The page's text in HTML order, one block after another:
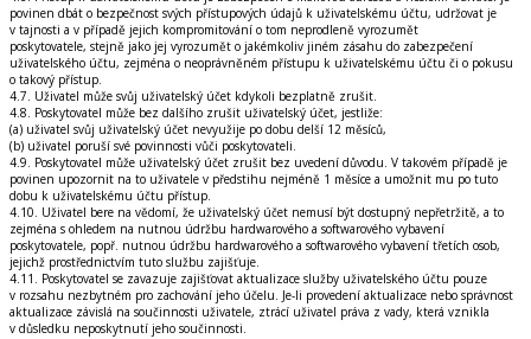
povinen dbát o bezpečnost svých přístupových údajů k uživatelskému účtu, udržovat je
v tajnosti a v případě jejich kompromitování o tom neprodleně vyrozumět
poskytovatele, stejně jako jej vyrozumět o jakémkoliv jiném zásahu do zabezpečení
uživatelského účtu, zejména o neoprávněném přístupu k uživatelskému účtu či o pokusu
o takový přístup.
4.7. Uživatel může svůj uživatelský účet kdykoli bezplatně zrušit.
4.8. Poskytovatel může bez dalšího zrušit uživatelský účet, jestliže:
(a) uživatel svůj uživatelský účet nevyužije po dobu delší 12 měsíců,
(b) uživatel poruší své povinnosti vůči poskytovateli.
4.9. Poskytovatel může uživatelský účet zrušit bez uvedení důvodu. V takovém případě je
povinen upozornit na to uživatele v předstihu nejméně 1 měsíce a umožnit mu po tuto
dobu k uživatelskému účtu přístup.
4.10. Uživatel bere na vědomí, že uživatelský účet nemusí být dostupný nepřetržitě, a to
zejména s ohledem na nutnou údržbu hardwarového a softwarového vybavení
poskytovatele, popř. nutnou údržbu hardwarového a softwarového vybavení třetích osob,
jejichž prostřednictvím tuto službu zajišťuje.
4.11. Poskytovatel se zavazuje zajišťovat aktualizace služby uživatelského účtu pouze
v rozsahu nezbytném pro zachování jeho účelu. Je-li provedení aktualizace nebo správnost
aktualizace závislá na součinnosti uživatele, ztrácí uživatel práva z vady, která vznikla
v důsledku neposkytnutí jeho součinnosti.